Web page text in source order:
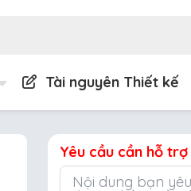
Tài nguyên Thiết kế
Yêu cầu cần hỗ trợ